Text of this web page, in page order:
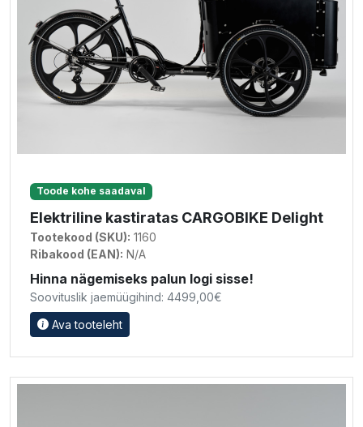
Toode kohe saadaval
Elektriline kastiratas CARGOBIKE Delight
Tootekood (SKU): 1160
Ribakood (EAN): N/A
Hinna nägemiseks palun logi sisse!
Soovituslik jaemüügihind: 4499,00€
Ava tooteleht